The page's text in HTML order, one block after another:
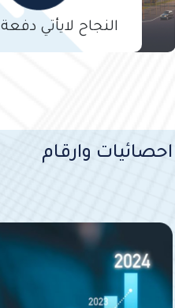
النجاح لايأتي
احصائيات وارقام